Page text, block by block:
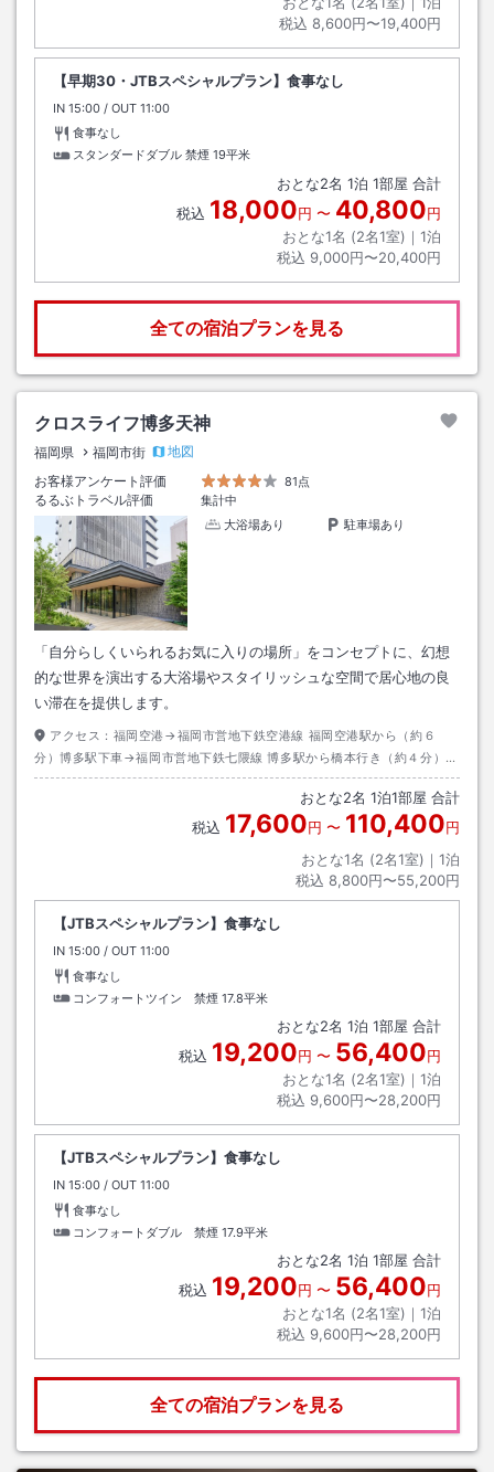
税込 8,600円〜19,400円
【早期30・JTBスペシャルプラン】食事なし
IN チェックイン
15:00 / OUT チェックアウト
11:00
食事なし
スタンダードダブル 禁煙 19平米
おとな2名 1泊 1部屋 合計
税込 18,000円 〜 40,800円
おとな1名 (2名1室)｜ 1泊
税込 9,000円〜20,400円
全ての宿泊プランを見る
クロスライフ博多天神
福岡県 福岡市街
地図
お客様アンケート評価
81点
るるぶトラベル評価
集計中
大浴場あり
駐車場あり
「自分らしくいられるお気に入りの場所」をコンセプトに、幻想
的な世界を演出する大浴場やスタイリッシュな空間で居心地の良
い滞在を提供します。
アクセス： 福岡空港→福岡市営地下鉄空港線 福岡空港駅から（約６
分）博多駅下車→福岡市営地下鉄七隈線 博多駅から橋本行き（約４分）天
神南駅下車 ６番出口→徒歩約７分
おとな2名 1泊1部屋 合計
税込 17,600円 〜 110,400円
おとな1名 (2名1室)｜ 1泊
税込 8,800円〜55,200円
【JTBスペシャルプラン】食事なし
IN チェックイン
15:00 / OUT チェックアウト
11:00
食事なし
コンフォートツイン 禁煙 17.8平米
おとな2名 1泊 1部屋 合計
税込 19,200円 〜 56,400円
おとな1名 (2名1室)｜ 1泊
税込 9,600円〜28,200円
【JTBスペシャルプラン】食事なし
IN チェックイン
15:00 / OUT チェックアウト
11:00
食事なし
コンフォートダブル 禁煙 17.9平米
おとな2名 1泊 1部屋 合計
税込 19,200円 〜 56,400円
おとな1名 (2名1室)｜ 1泊
税込 9,600円〜28,200円
全ての宿泊プランを見る